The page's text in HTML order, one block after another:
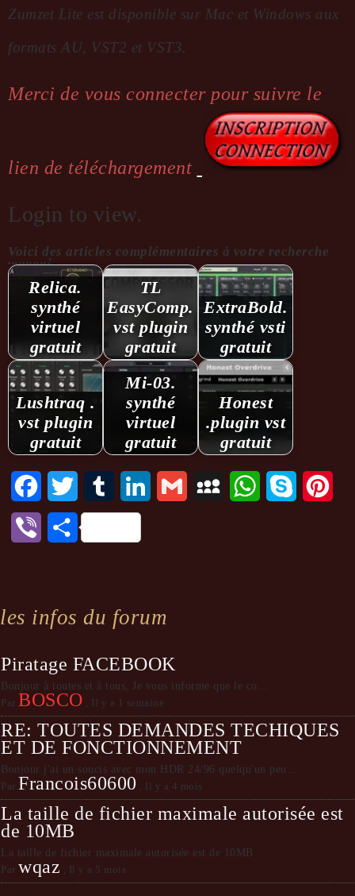
Zumzet Lite est dispo­nible sur Mac et Windows aux
formats AU, VST2 et VST3.
Merci de vous connecter pour suivre le
lien de téléchargement
Login to view.
Voici des articles complémentaires à votre recherche
...........:
Relica.
synthé
virtuel
gratuit
TL
EasyComp.
vst plugin
gratuit
ExtraBold.
synthé vsti
gratuit
Lushtraq .
vst plugin
gratuit
Mi-03.
synthé
virtuel
gratuit
Honest
.plugin vst
gratuit
FacebookTwitter Tumblr LinkedInGmail MySpaceWhatsAppSkype
Viber Partager
les infos du forum
Piratage FACEBOOK
Bonjour à toutes et à tous, Je vous informe que le co...
Par BOSCO Il y a 1 semaine
RE: TOUTES DEMANDES TECHIQUES
ET DE FONCTIONNEMENT
Bonjour j'ai un soucis avec mon HDR 24/96 quelqu'un peu...
Par Francois60600 Il y a 4 mois
La taille de fichier maximale autorisée est
de 10MB
La taille de fichier maximale autorisée est de 10MB
Par wqaz Il y a 5 mois